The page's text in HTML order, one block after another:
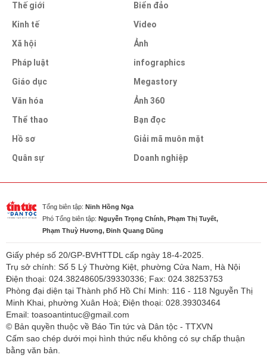
Thế giới
Kinh tế
Xã hội
Pháp luật
Giáo dục
Văn hóa
Thể thao
Hồ sơ
Quân sự
Biển đảo
Video
Ảnh
infographics
Megastory
Ảnh 360
Bạn đọc
Giải mã muôn mặt
Doanh nghiệp
Tổng biên tập: Ninh Hồng Nga
Phó Tổng biên tập: Nguyễn Trọng Chính, Phạm Thị Tuyết,
Phạm Thuỳ Hương, Đinh Quang Dũng
Giấy phép số 20/GP-BVHTTDL cấp ngày 18-4-2025.
Trụ sở chính: Số 5 Lý Thường Kiệt, phường Cửa Nam, Hà Nội
Điện thoại: 024.38248605/39330336; Fax: 024.38253753
Phòng đại diện tại Thành phố Hồ Chí Minh: 116 - 118 Nguyễn Thị
Minh Khai, phường Xuân Hoà; Điện thoại: 028.39303464
Email: toasoantintuc@gmail.com
© Bản quyền thuộc về Báo Tin tức và Dân tộc - TTXVN
Cấm sao chép dưới mọi hình thức nếu không có sự chấp thuận
bằng văn bản.